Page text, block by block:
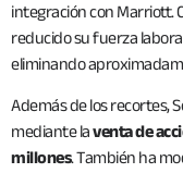
integración con Marriott.
reducido su fuerza
eliminando
Además de los recortes,
mediante laventa de
millones. También ha